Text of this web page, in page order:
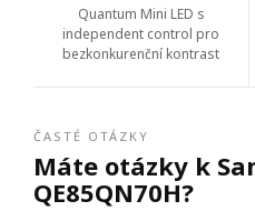
Quantum Mini LED s
independent control pro
bezkonkurenční kontrast
ČASTÉ OTÁZKY
Máte otázky k
QE85QN70H?